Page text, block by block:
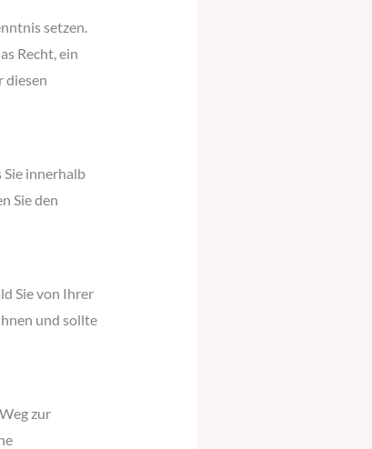
setzen.
Recht, ein
diesen
Sie innerhalb
Sie den
Sie von Ihrer
und sollte
zur